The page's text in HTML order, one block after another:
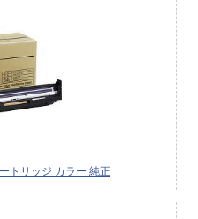
トリッジ カラー 純正